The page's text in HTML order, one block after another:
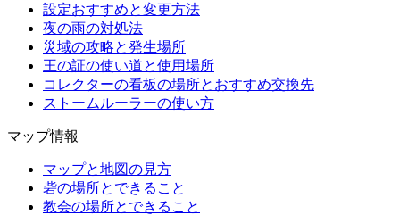
設定おすすめと変更方法
夜の雨の対処法
災域の攻略と発生場所
王の証の使い道と使用場所
コレクターの看板の場所とおすすめ交換先
ストームルーラーの使い方
マップ情報
マップと地図の見方
砦の場所とできること
教会の場所とできること